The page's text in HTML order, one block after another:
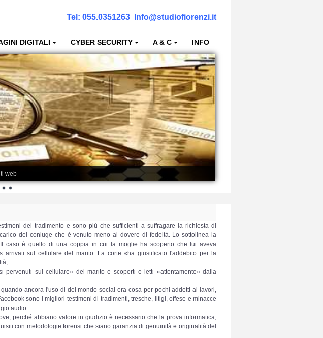
Tel: 055.0351263 Info@studiofiorenzi.it
DIGITALI CYBER SECURITY A & C INFO
web
del tradimento e sono più che sufficienti a suffragare la richiesta di
del coniuge che è venuto meno al dovere di fedeltà. Lo sottolinea la
caso è quello di una coppia in cui la moglie ha scoperto che lui aveva
arrivati sul cellulare del marito. La corte «ha giustificato l'addebito per la
pervenuti sul cellulare» del marito e scoperti e letti «attentamente» dalla
ancora l'uso di del mondo social era cosa per pochi addetti ai lavori,
sono i migliori testimoni di tradimenti, tresche, litigi, offese e minacce
audio.
perché abbiano valore in giudizio è necessario che la prova informatica,
con metodologie forensi che siano garanzia di genuinità e originalità del